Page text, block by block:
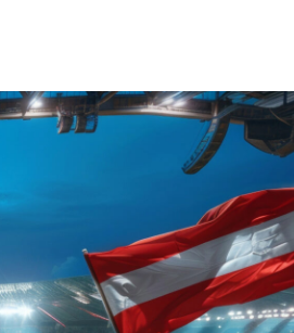
Yurt Dışı Eğitim